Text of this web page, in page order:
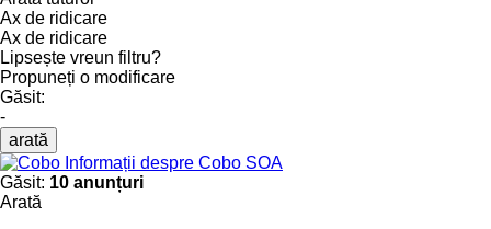
Ax de ridicare
Ax de ridicare
Lipsește vreun filtru?
Propuneți o modificare
Găsit:
-
arată
Informații despre Cobo SOA
Găsit: 10 anunțuri
Arată